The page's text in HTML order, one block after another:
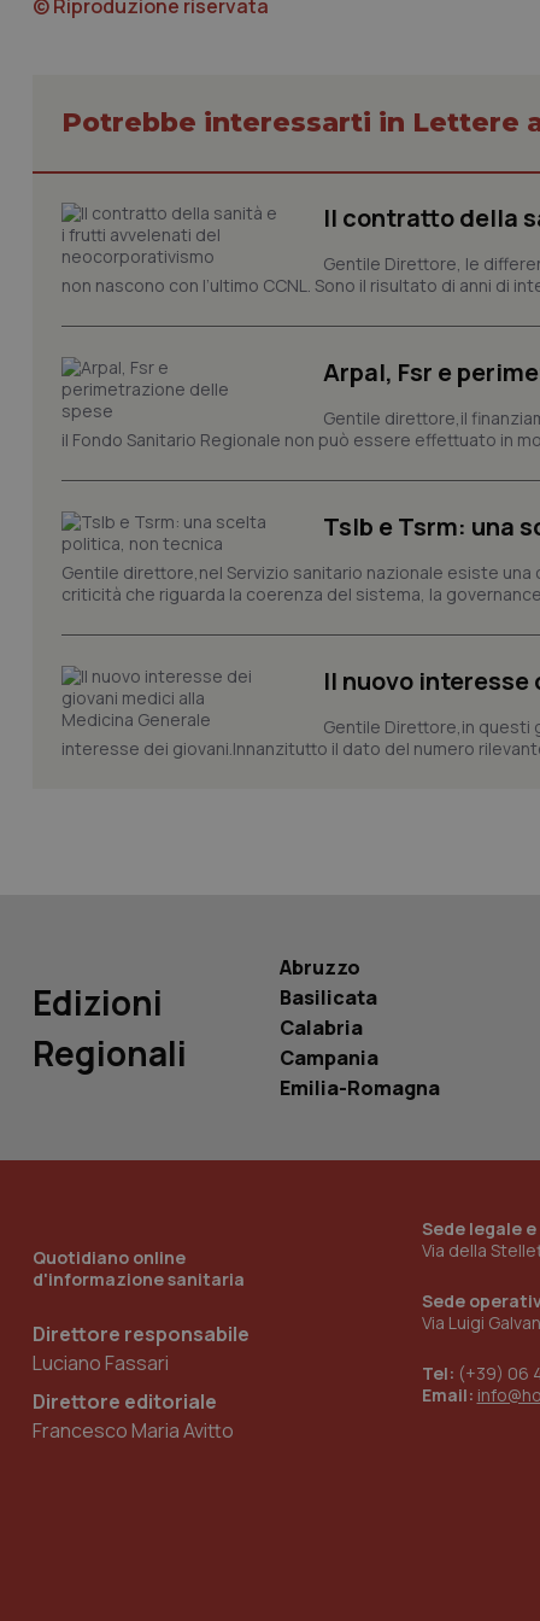
© Riproduzione riservata
Potrebbe interessarti in Lettere
Il contratto della
Gentile Direttore, le
non nascono con l’ultimo CCNL. Sono il risultato di anni di
Arpal, Fsr e
Gentile direttore,il
il Fondo Sanitario Regionale non può essere effettuato in
Tslb e Tsrm: una
Gentile direttore,nel Servizio sanitario nazionale esiste
criticità che riguarda la coerenza del sistema, la
Il nuovo
Gentile Direttore,in questi
interesse dei giovani.Innanzitutto il dato del numero
Edizioni
Regionali
Abruzzo
Basilicata
Calabria
Campania
Emilia-Romagna
Quotidiano online
d'informazione sanitaria
Direttore responsabile
Luciano Fassari
Direttore editoriale
Francesco Maria Avitto
Sede legale
Via della
Sede
Via Luigi
Tel: (+39) 06
Email:
e l'accesso alle
tracking-enable
tracking-sites-
named-enable